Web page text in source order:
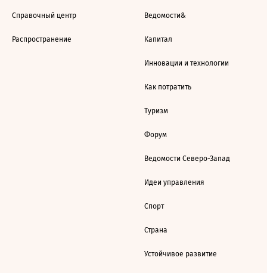
Справочный центр
Распространение
Ведомости&
Капитал
Инновации и технологии
Как потратить
Туризм
Форум
Ведомости Северо-Запад
Идеи управления
Спорт
Страна
Устойчивое развитие